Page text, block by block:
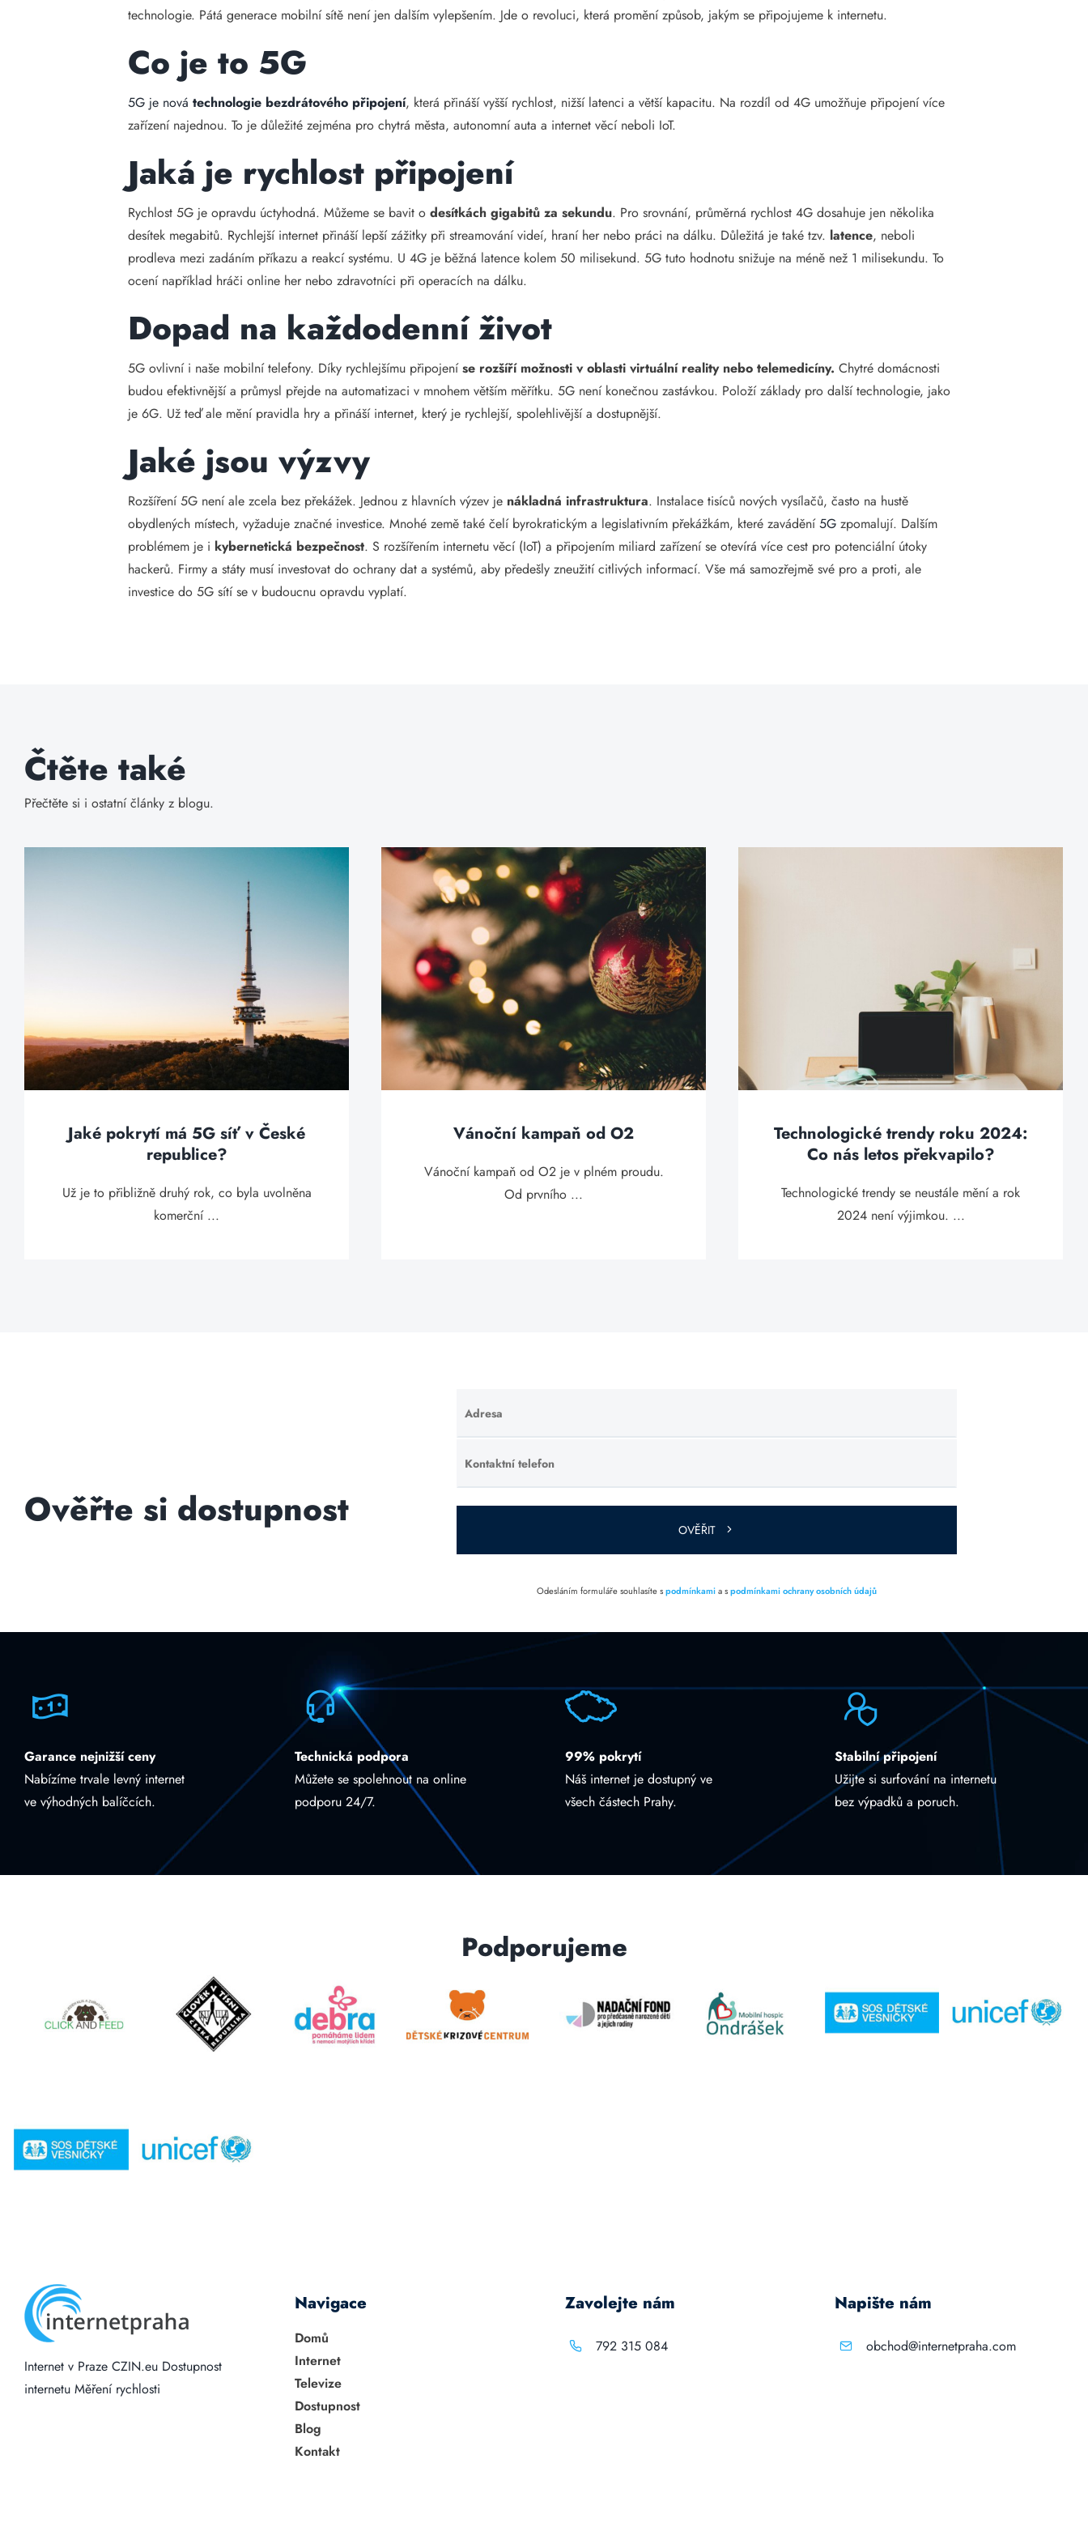
technologie. Pátá generace mobilní sítě není jen dalším vylepšením. Jde o revoluci, která promění způsob, jakým se připojujeme k internetu.
Co je to 5G
5G je novátechnologie bezdrátového připojení, která přináší vyšší rychlost, nižší latenci a větší kapacitu. Na rozdíl od 4G umožňuje připojení více
zařízení najednou. To je důležité zejména pro chytrá města, autonomní auta a internet věcí neboli IoT.
Jaká je rychlost připojení
Rychlost 5G je opravdu úctyhodná. Můžeme se bavit odesítkách gigabitů za sekundu. Pro srovnání, průměrná rychlost 4G dosahuje jen několika
desítek megabitů. Rychlejší internet přináší lepší zážitky při streamování videí, hraní her nebo práci na dálku. Důležitá je také tzv. latence, neboli
prodleva mezi zadáním příkazu a reakcí systému. U 4G je běžná latence kolem 50 milisekund. 5G tuto hodnotu snižuje na méně než 1 milisekundu. To
ocení například hráči online her nebo zdravotníci při operacích na dálku.
Dopad na každodenní život
5G ovlivní i naše mobilní telefony. Díky rychlejšímu připojeníse rozšíří možnosti v oblasti virtuální reality nebo telemedicíny. Chytré domácnosti
budou efektivnější a průmysl přejde na automatizaci v mnohem větším měřítku. 5G není konečnou zastávkou. Položí základy pro další technologie, jako
je 6G. Už teď ale mění pravidla hry a přináší internet, který je rychlejší, spolehlivější a dostupnější.
Jaké jsou výzvy
Rozšíření 5G není ale zcela bez překážek. Jednou z hlavních výzev je nákladná infrastruktura. Instalace tisíců nových vysílačů, často na hustě
obydlených místech, vyžaduje značné investice. Mnohé země také čelí byrokratickým a legislativním překážkám, které zavádění5G zpomalují. Dalším
problémem je i kybernetická bezpečnost. S rozšířením internetu věcí (IoT) a připojením miliard zařízení se otevírá více cest pro potenciální útoky
hackerů. Firmy a státy musí investovat do ochrany dat a systémů, aby předešly zneužití citlivých informací. Vše má samozřejmě své pro a proti, ale
investice do 5G sítí se v budoucnu opravdu vyplatí.
Čtěte také
Přečtěte si i ostatní články z blogu.
Jaké pokrytí má 5G síť v České
republice?
Už je to přibližně druhý rok, co byla uvolněna
komerční ...
Vánoční kampaň od O2
Vánoční kampaň od O2 je v plném proudu.
Od prvního ...
Technologické trendy roku 2024:
Co nás letos překvapilo?
Technologické trendy se neustále mění a rok
2024 není výjimkou. ...
Ověřte si dostupnost
Adresa
Ponechte
toto pole
prázdné.
Kontaktní telefon
Ponechte
toto pole
prázdné.
OVĚŘIT
Odesláním formuláře souhlasíte spodmínkamia spodmínkami ochrany osobních údajů
Garance nejnižší ceny
Nabízíme trvale levný internet
ve výhodných balíčcích.
Technická podpora
Můžete se spolehnout na online
podporu 24/7.
99% pokrytí
Náš internet je dostupný ve
všech částech Prahy.
Stabilní připojení
Užijte si surfování na internetu
bez výpadků a poruch.
Podporujeme
Internet v Praze CZIN.eu Dostupnost
internetu Měření rychlosti
Navigace
Domů
Internet
Televize
Dostupnost
Blog
Kontakt
Zavolejte nám
792 315 084
Napište nám
obchod@internetpraha.com